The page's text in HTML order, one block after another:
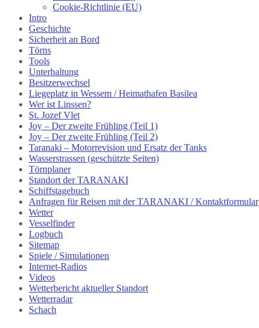
Cookie-Richtlinie (EU)
Intro
Geschichte
Sicherheit an Bord
Törns
Tools
Unterhaltung
Besitzerwechsel
Liegeplatz in Wessem / Heimathafen Basilea
Wer ist Linssen?
St. Jozef Vlet
Joy – Der zweite Frühling (Teil 1)
Joy – Der zweite Frühling (Teil 2)
Taranaki – Motorrevision und Ersatz der Tanks
Wasserstrassen (geschützte Seiten)
Törnplaner
Standort der TARANAKI
Schiffstagebuch
Anfragen für Reisen mit der TARANAKI / Kontaktformular
Wetter
Vesselfinder
Logbuch
Sitemap
Spiele / Simulationen
Internet-Radios
Videos
Wetterbericht aktueller Standort
Wetterradar
Schach